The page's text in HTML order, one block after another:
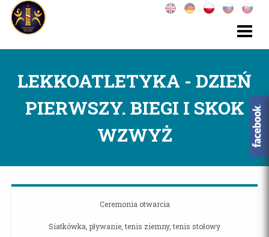
LEKKOATLETYKA - DZIEŃ
PIERWSZY. BIEGI I SKOK
WZWYŻ
Ceremonia otwarcia
Siatkówka, pływanie, tenis ziemny, tenis stołowy